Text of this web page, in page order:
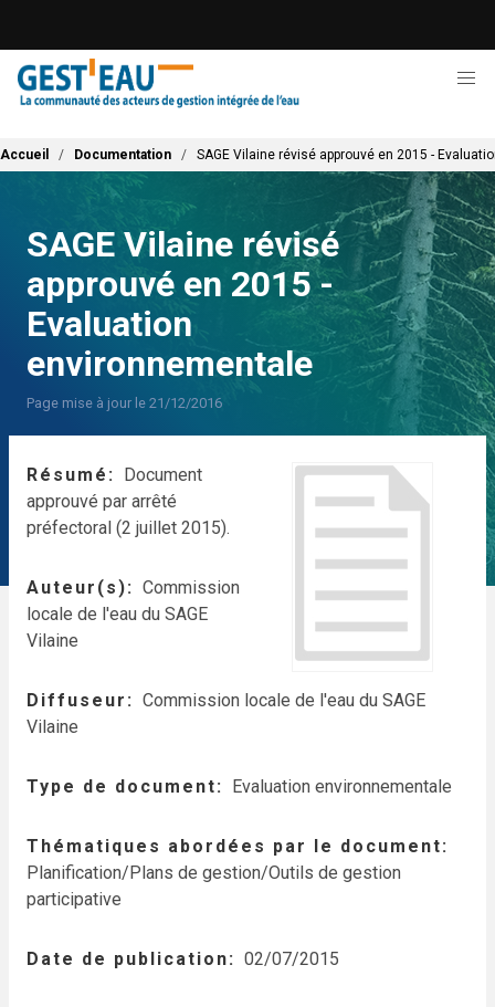
contenu
principal
Fil d'Ariane
Accueil Documentation SAGE Vilaine révisé approuvé en 2015 -
SAGE Vilaine révisé
approuvé en 2015 -
Evaluation
environnementale
Page mise à jour le 21/12/2016
Résumé
Document
approuvé par arrêté
préfectoral (2 juillet 2015).
Auteur(s)
Commission
locale de l'eau du SAGE
Vilaine
Diffuseur
Commission locale de l'eau du SAGE
Vilaine
Type de document Evaluation environnementale
Thématiques abordées par le document
Planification/Plans de gestion/Outils de gestion
participative
Date de publication 02/07/2015